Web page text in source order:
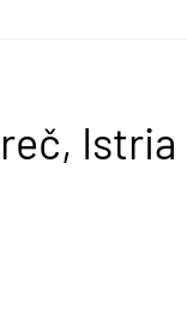
Istria